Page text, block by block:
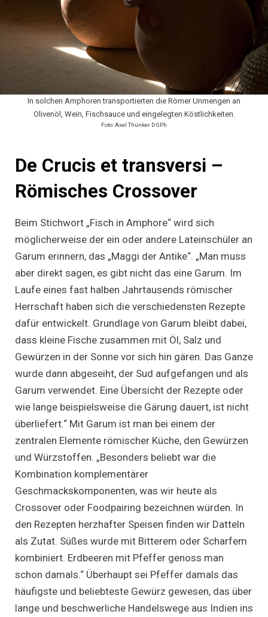
In solchen Amphoren transportierten die Römer Unmengen an
Olivenöl, Wein, Fischsauce und eingelegten Köstlichkeiten.
Foto: Axel Thünker DGPh
De Crucis et transversi –
Römisches Crossover
Beim Stichwort „Fisch in Amphore“ wird sich
möglicherweise der ein oder andere Lateinschüler an
Garum erinnern, das „Maggi der Antike“. „Man muss
aber direkt sagen, es gibt nicht das eine Garum. Im
Laufe eines fast halben Jahrtausends römischer
Herrschaft haben sich die verschiedensten Rezepte
dafür entwickelt. Grundlage von Garum bleibt dabei,
dass kleine Fische zusammen mit Öl, Salz und
Gewürzen in der Sonne vor sich hin gären. Das Ganze
wurde dann abgeseiht, der Sud aufgefangen und als
Garum verwendet. Eine Übersicht der Rezepte oder
wie lange beispielsweise die Gärung dauert, ist nicht
überliefert.“ Mit Garum ist man bei einem der
zentralen Elemente römischer Küche, den Gewürzen
und Würzstoffen. „Besonders beliebt war die
Kombination komplementärer
Geschmackskomponenten, was wir heute als
Crossover oder Foodpairing bezeichnen würden. In
den Rezepten herzhafter Speisen finden wir Datteln
als Zutat. Süßes wurde mit Bitterem oder Scharfem
kombiniert. Erdbeeren mit Pfeffer genoss man
schon damals.“ Überhaupt sei Pfeffer damals das
häufigste und beliebteste Gewürz gewesen, das über
lange und beschwerliche Handelswege aus Indien ins